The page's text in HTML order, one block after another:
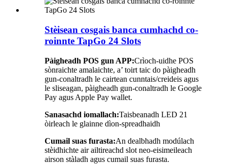
Stèisean cosgais banca cumhachd co-
roinnte TapGo 24 Slots
Pàigheadh ​​POS gun APP:Crìoch-uidhe POS
sònraichte amalaichte, a’ toirt taic do pàigheadh ​​
gun-conaltradh le cairtean cunntais/creideis agus
le sliseagan, pàigheadh ​​gun-conaltradh le Google
Pay agus Apple Pay wallet.
Sanasachd iomallach:Taisbeanadh LED 21
òirleach le glainne dìon-spreadhaidh
Cumail suas furasta:An dealbhadh modúlach
stèidhichte air ailtireachd slot neo-eisimeileach
airson stàladh agus cumail suas furasta.